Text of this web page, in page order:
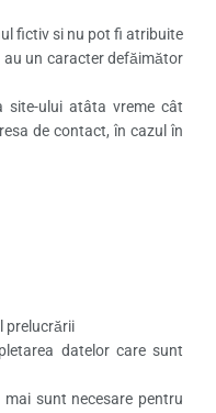
fictiv si nu pot fi atribuite
au un caracter defăimător
site-ului atâta vreme cât
de contact, în cazul în
prelucrării
datelor care sunt
sunt necesare pentru